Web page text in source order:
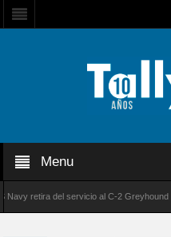
Menu
retira del servicio al C-2 Greyhound